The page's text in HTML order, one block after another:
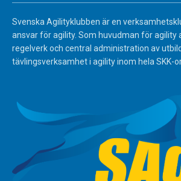
Svenska Agilityklubben är en
ansvar för agility. Som huvudman för agility
regelverk och central administration av
tävlingsverksamhet i agility inom hela SKK-